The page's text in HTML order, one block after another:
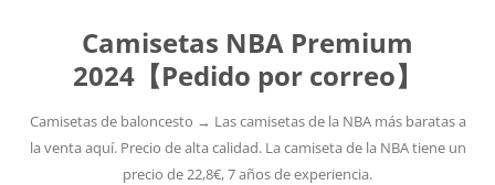
Camisetas NBA Premium
2024【Pedido por correo】
Camisetas de baloncesto → Las camisetas de la NBA más baratas a
la venta aquí. Precio de alta calidad. La camiseta de la NBA tiene un
precio de 22,8€, 7 años de experiencia.